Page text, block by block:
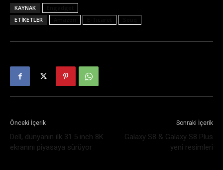
KAYNAK
ETIKETLER
Önceki İçerik
Dell, dünyanın ilk 31.5 inch 8K
ekranını piyasaya sürüyor
Sonraki İçerik
Galaxy S8 & Galaxy S8 Plus
yeni resimleri